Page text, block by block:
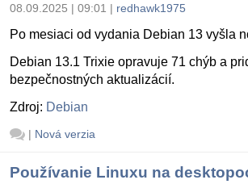
08.09.2025 | 09:01 | redhawk1975
Po mesiaci od vydania Debian 13 vyšla
Debian 13.1 Trixie opravuje 71 chýb a
bezpečnostných aktualizácií.
Zdroj: Debian
| Nová verzia
Používanie Linuxu na